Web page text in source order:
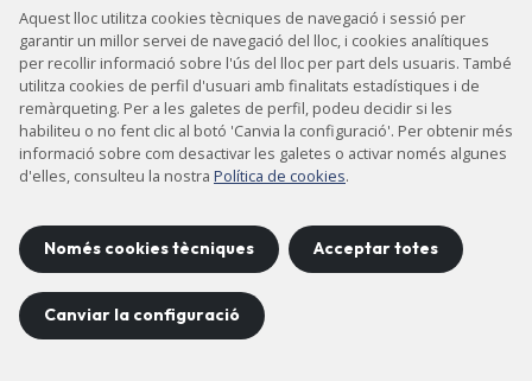
Accessibilitat
Contacte
Avís legal
Política de privacitat
Política de cookies
Mapa del lloc
©2026CELLS
Aquest lloc utilitza cookies tècniques de navegació i sessió per
garantir un millor servei de navegació del lloc, i cookies analítiques
per recollir informació sobre l'ús del lloc per part dels usuaris. També
utilitza cookies de perfil d'usuari amb finalitats estadístiques i de
remàrqueting. Per a les galetes de perfil, podeu decidir si les
habiliteu o no fent clic al botó 'Canvia la configuració'. Per obtenir més
informació sobre com desactivar les galetes o activar només algunes
d'elles, consulteu la nostra Política de cookies.
Només cookies tècniques Acceptar totes
Canviar la configuració